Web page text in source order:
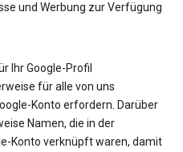
und Werbung zur Verfügung
Ihr Google-Profil
für alle von uns
Konto erfordern. Darüber
Namen, die in der
Konto verknüpft waren, damit